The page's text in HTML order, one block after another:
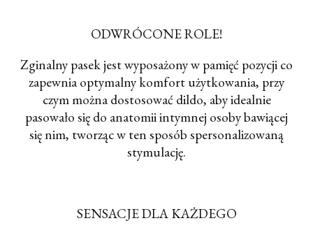
ODWRÓCONE ROLE!
Zginalny pasek jest wyposażony w pamięć pozycji co
zapewnia optymalny komfort użytkowania, przy
czym można dostosować dildo, aby idealnie
pasowało się do anatomii intymnej osoby bawiącej
się nim, tworząc w ten sposób spersonalizowaną
stymulację.
SENSACJE DLA KAŻDEGO